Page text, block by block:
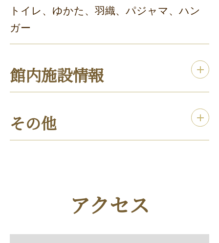
トイレ、ゆかた、羽織、パジャマ、ハン
ガー
館内施設情報
その他
アクセス